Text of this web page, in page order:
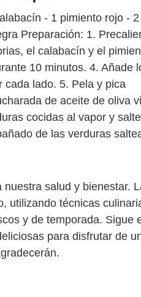
- 1 pimiento rojo - 2
Preparación: 1.
el calabacín y el
10 minutos. 4. Añade
cada lado. 5. Pela y pica
de aceite de oliva
cocidas al vapor y
de las verduras
salud y bienestar.
utilizando técnicas
y de temporada. Sigue
para disfrutar de